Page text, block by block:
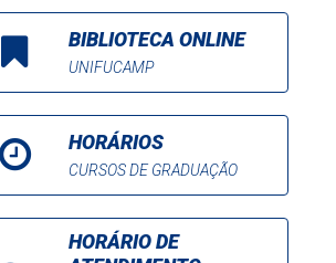
BIBLIOTECA ONLINE
UNIFUCAMP
HORÁRIOS
CURSOS DE GRADUAÇÃO
HORÁRIO DE